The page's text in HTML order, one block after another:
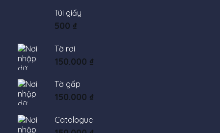
Túi giấy
500 ₫
Tờ rơi
150.000 ₫
Tờ gấp
150.000 ₫
Catalogue